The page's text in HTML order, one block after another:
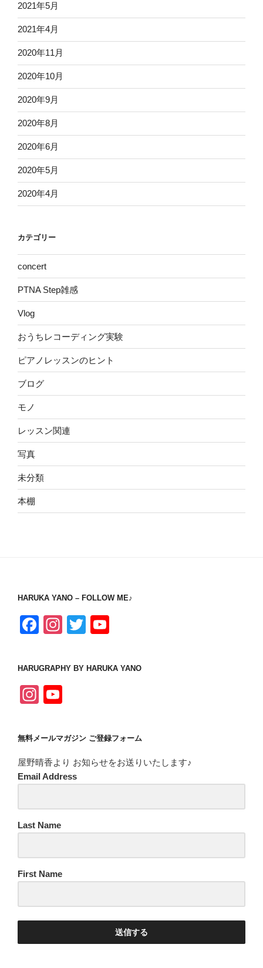
2021年5月
2021年4月
2020年11月
2020年10月
2020年9月
2020年8月
2020年6月
2020年5月
2020年4月
カテゴリー
concert
PTNA Step雑感
Vlog
おうちレコーディング実験
ピアノレッスンのヒント
ブログ
モノ
レッスン関連
写真
未分類
本棚
HARUKA YANO – FOLLOW ME♪
F
c
e
b
o
k
In
a
T
tt
u
e
C
n
n
HARUGRAPHY BY HARUKA YANO
In
a
a
m
u
u
b
e
a
n
n
el
無料メールマガジン ご登録フォーム
屋野晴香より お知らせをお送りいたします♪
Email Address
Last Name
First Name
送信する